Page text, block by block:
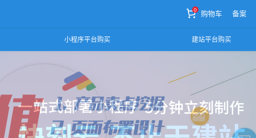
0
购物车 备案
快刻云建站小程序平台购买 建站平台购买